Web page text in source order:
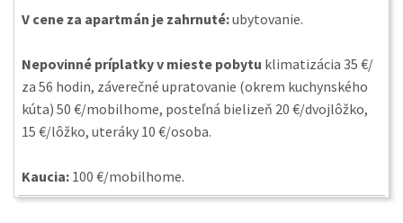
V cene za apartmán je zahrnuté:ubytovanie.
Nepovinné príplatky v mieste pobytu klimatizácia 35 €/
za 56 hodin, záverečné upratovanie (okrem kuchynského
kúta) 50 €/mobilhome, posteľná bielizeň 20 €/dvojlôžko,
15 €/lôžko, uteráky 10 €/osoba.
Kaucia: 100 €/mobilhome.